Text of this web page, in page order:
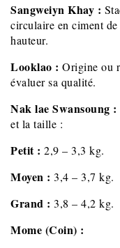
Sangweiyn Khay :
circulaire en ciment
hauteur.
Looklao : Origine ou
évaluer sa qualité.
Nak lae Swansoung :
et la taille :
Petit : 2,9 – 3,3 kg.
Moyen : 3,4 – 3,7 kg.
Grand : 3,8 – 4,2 kg.
Mome (Coin) :